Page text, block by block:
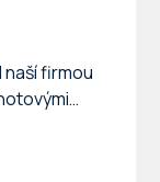
naší firmou